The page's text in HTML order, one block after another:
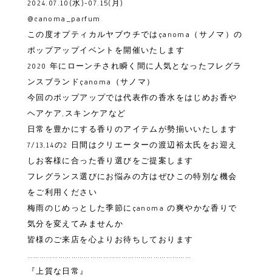
2024.07.10(水)-07.15(月)
@canoma_parfum
この度オプティカルヤブウチではçanoma（サノマ）の
ポップアップイベントを開催いたします
2020 年にローンチされ瞬く間に人気となったフレグラ
ンスブランドçanoma（サノマ）
今回のポップアップでは代表作の香水をはじめお香や
ヘアケア,スキンケアなど
日常を豊かにする香りのアイテムが勢揃いいたします
7/13,14の2 日間はクリエーターの渡辺裕太氏をお迎え
しお客様に合った香り選びをご提案します
フレグランス選びにお悩みの方はぜひこの特別な機会
をご利用ください
梅雨のじめっとした季節にçanoma の爽やかな香りで
気分を変えてみませんか
皆様のご来店を心よりお待ちしております
……………………………………………………………………
『上質な日常』